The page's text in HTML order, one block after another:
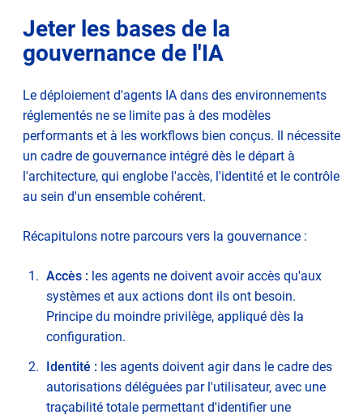
Jeter les bases de la
gouvernance de l'IA
Le déploiement d'agents IA dans des environnements
réglementés ne se limite pas à des modèles
performants et à les workflows bien conçus. Il nécessite
un cadre de gouvernance intégré dès le départ à
l'architecture, qui englobe l'accès, l'identité et le contrôle
au sein d'un ensemble cohérent.
Récapitulons notre parcours vers la gouvernance :
Accès : les agents ne doivent avoir accès qu'aux
systèmes et aux actions dont ils ont besoin.
Principe du moindre privilège, appliqué dès la
configuration.
Identité : les agents doivent agir dans le cadre des
autorisations déléguées par l'utilisateur, avec une
traçabilité totale permettant d'identifier une